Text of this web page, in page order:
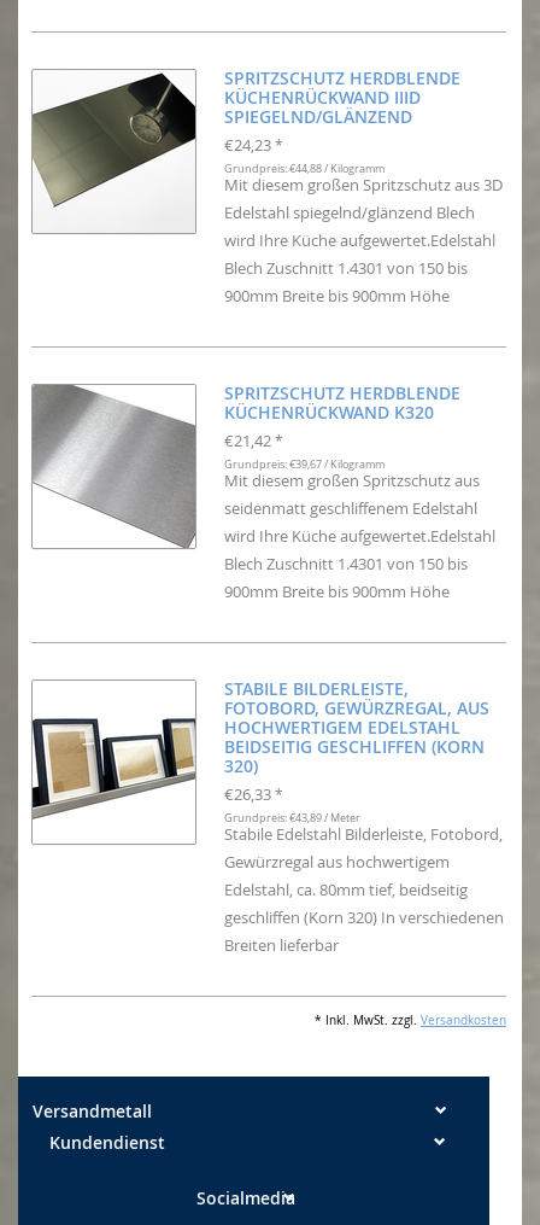
SPRITZSCHUTZ HERDBLENDE
KÜCHENRÜCKWAND IIID
SPIEGELND/GLÄNZEND
€24,23 *
Grundpreis: €44,88 / Kilogramm
Mit diesem großen Spritzschutz aus 3D
Edelstahl spiegelnd/glänzend Blech
wird Ihre Küche aufgewertet.Edelstahl
Blech Zuschnitt 1.4301 von 150 bis
900mm Breite bis 900mm Höhe
SPRITZSCHUTZ HERDBLENDE
KÜCHENRÜCKWAND K320
€21,42 *
Grundpreis: €39,67 / Kilogramm
Mit diesem großen Spritzschutz aus
seidenmatt geschliffenem Edelstahl
wird Ihre Küche aufgewertet.Edelstahl
Blech Zuschnitt 1.4301 von 150 bis
900mm Breite bis 900mm Höhe
STABILE BILDERLEISTE,
FOTOBORD, GEWÜRZREGAL, AUS
HOCHWERTIGEM EDELSTAHL
BEIDSEITIG GESCHLIFFEN (KORN
320)
€26,33 *
Grundpreis: €43,89 / Meter
Stabile Edelstahl Bilderleiste, Fotobord,
Gewürzregal aus hochwertigem
Edelstahl, ca. 80mm tief, beidseitig
geschliffen (Korn 320) In verschiedenen
Breiten lieferbar
* Inkl. MwSt. zzgl. Versandkosten
Versandmetall
Kundendienst
Socialmedia